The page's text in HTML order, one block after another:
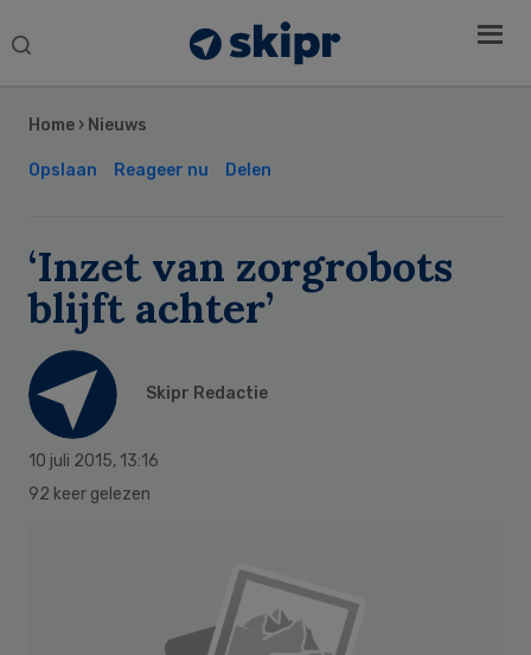
Search
Home › Nieuws
Opslaan Reageer nu Delen
‘Inzet van zorgrobots
blijft achter’
Skipr Redactie
10 juli 2015, 13:16
92 keer gelezen
Sidebar